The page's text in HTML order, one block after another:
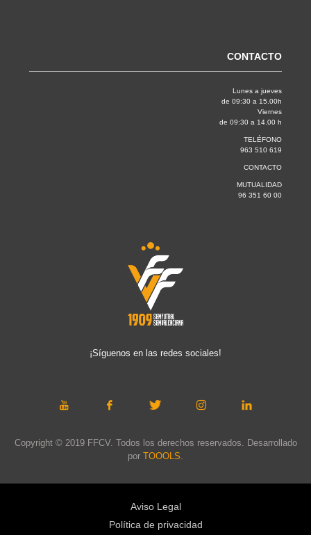
CONTACTO
Lunes a jueves
de 09:30 a 15.00h
Viernes
de 09:30 a 14.00 h
TELÉFONO
963 510 619
CONTACTO
MUTUALIDAD
96 351 60 00
¡Síguenos en las redes sociales!
Copyright © 2019 FFCV. Todos los derechos reservados. Desarrollado
por TOOOLS
Aviso Legal
Política de privacidad